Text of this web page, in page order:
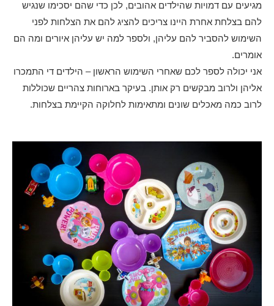
מגיעים עם דמויות שהילדים אהובים, לכן כדי שהם יסכימו שנגיש
להם בצלחת אחרת היינו צריכים להציג להם את הצלחות לפני
השימוש להסביר להם עליהן, ולספר למה יש עליהן איורים ומה הם
אומרים.
אני יכולה לספר לכם שאחרי השימוש הראשון – הילדים די התמכרו
אליהן ולרוב מבקשים רק אותן. בעיקר בארוחות צהריים שכוללות
לרוב כמה מאכלים שונים ומתאימות לחלוקה הקיימת בצלחות.